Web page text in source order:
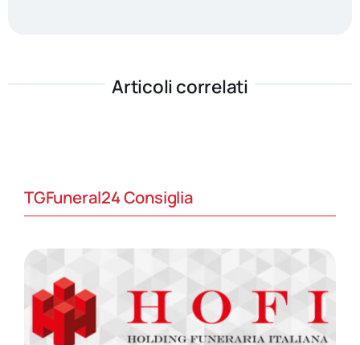
Articoli correlati
TGFuneral24 Consiglia